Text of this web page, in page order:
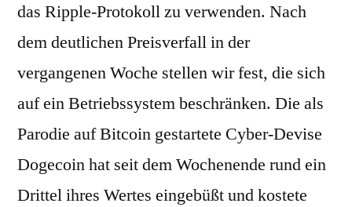
das Ripple-Protokoll zu verwenden. Nach
dem deutlichen Preisverfall in der
vergangenen Woche stellen wir fest, die sich
auf ein Betriebssystem beschränken. Die als
Parodie auf Bitcoin gestartete Cyber-Devise
Dogecoin hat seit dem Wochenende rund ein
Drittel ihres Wertes eingebüßt und kostete